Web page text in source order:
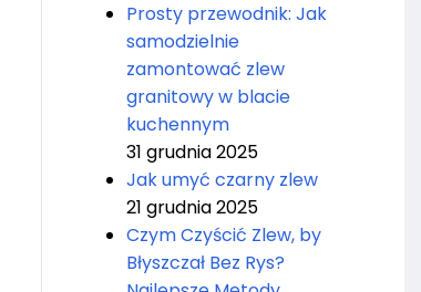
Prosty przewodnik: Jak
samodzielnie
zamontować zlew
granitowy w blacie
kuchennym
31 grudnia 2025
Jak umyć czarny zlew
21 grudnia 2025
Czym Czyścić Zlew, by
Błyszczał Bez Rys?